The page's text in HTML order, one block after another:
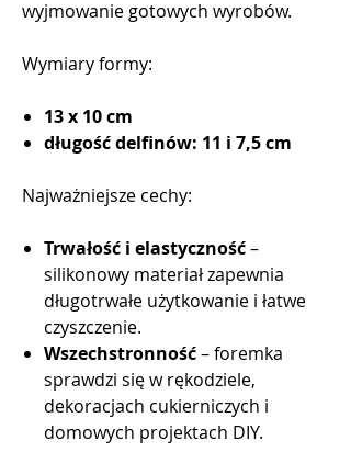
wyjmowanie gotowych wyrobów.
Wymiary formy:
13 x 10 cm
długość delfinów: 11 i 7,5 cm
Najważniejsze cechy:
Trwałość i elastyczność–
silikonowy materiał zapewnia
długotrwałe użytkowanie i łatwe
czyszczenie.
Wszechstronność– foremka
sprawdzi się w rękodziele,
dekoracjach cukierniczych i
domowych projektach DIY.